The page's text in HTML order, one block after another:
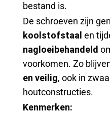
bestand is.
De schroeven zijn
koolstofstaal en
nagloeibehandeld
voorkomen. Zo
en veilig, ook in
houtconstructies.
Kenmerken: